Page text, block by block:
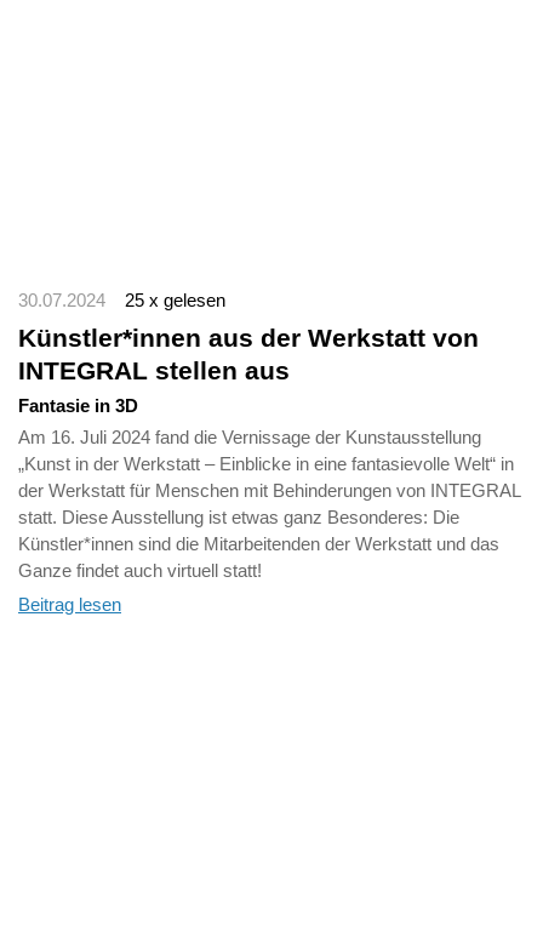
30.07.2024 25 x gelesen
Künstler*innen aus der Werkstatt von
INTEGRAL stellen aus
Fantasie in 3D
Am 16. Juli 2024 fand die Vernissage der Kunstausstellung
„Kunst in der Werkstatt – Einblicke in eine fantasievolle Welt“ in
der Werkstatt für Menschen mit Behinderungen von INTEGRAL
statt. Diese Ausstellung ist etwas ganz Besonderes: Die
Künstler*innen sind die Mitarbeitenden der Werkstatt und das
Ganze findet auch virtuell statt!
Beitrag lesen